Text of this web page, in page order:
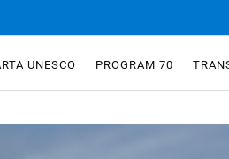
UNESCO PROGRAM 70